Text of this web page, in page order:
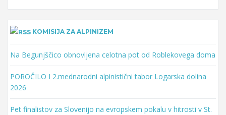
KOMISIJA ZA ALPINIZEM
Na Begunjščico obnovljena celotna pot od Roblekovega doma
POROČILO I 2.mednarodni alpinistični tabor Logarska dolina
2026
Pet finalistov za Slovenijo na evropskem pokalu v hitrosti v St.